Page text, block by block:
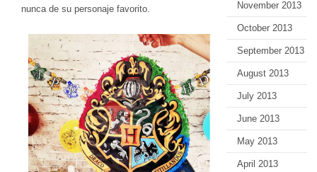
nunca de su personaje favorito.
November 2013
October 2013
September 2013
August 2013
July 2013
June 2013
May 2013
April 2013